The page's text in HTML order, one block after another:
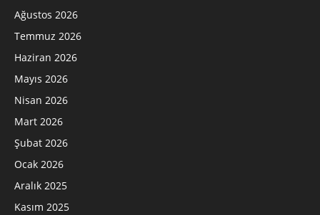
Ağustos 2026
Temmuz 2026
Haziran 2026
Mayıs 2026
Nisan 2026
Mart 2026
Şubat 2026
Ocak 2026
Aralık 2025
Kasım 2025